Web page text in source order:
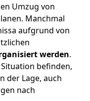
Umzug von
Manchmal
aufgrund von
werden.
befinden,
der Lage, auch
nach